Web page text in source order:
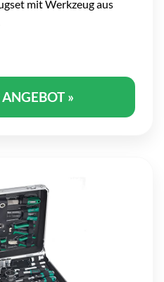
mit Werkzeug aus
»